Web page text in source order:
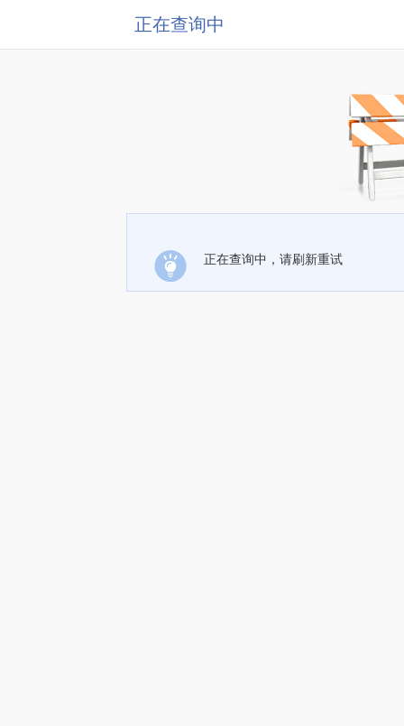
正在查询中
正在查询中，请刷新重试